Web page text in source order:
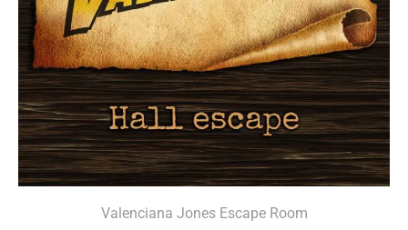
Valenciana Jones Escape Room